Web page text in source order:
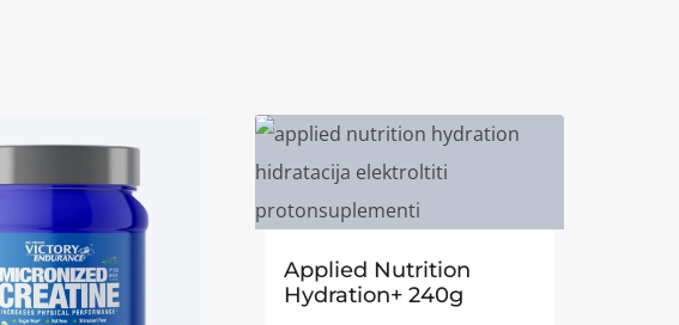
Applied Nutrition
Hydration+ 240g